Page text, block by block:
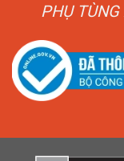
PHỤ TÙNG